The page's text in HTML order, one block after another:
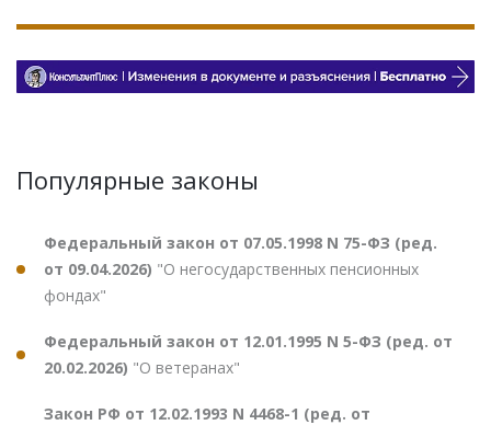
Популярные законы
Федеральный закон от 07.05.1998 N 75-ФЗ (ред.
от 09.04.2026) "О негосударственных пенсионных
фондах"
Федеральный закон от 12.01.1995 N 5-ФЗ (ред. от
20.02.2026) "О ветеранах"
Закон РФ от 12.02.1993 N 4468-1 (ред. от